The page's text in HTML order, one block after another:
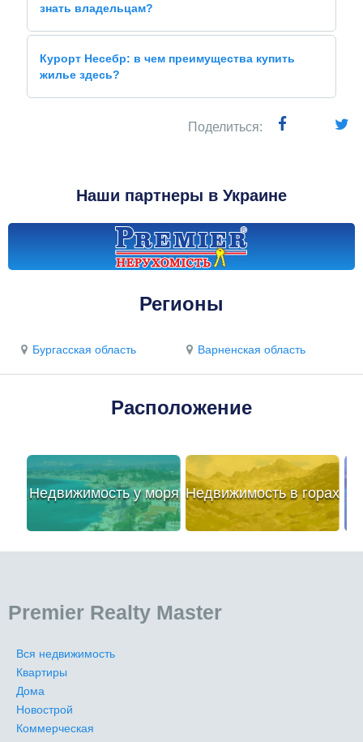
знать владельцам?
Курорт Несебр: в чем преимущества купить
жилье здесь?
Поделиться:
Наши партнеры в Украине
Регионы
Бургасская область Варненская область
Расположение
Недвижимость у моря Недвижимость в горах
Premier Realty Master
Вся недвижимость
Квартиры
Дома
Новострой
Коммерческая